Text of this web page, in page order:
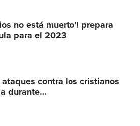
no está muerto'! prepara
para el 2023
contra los cristianos
durante…